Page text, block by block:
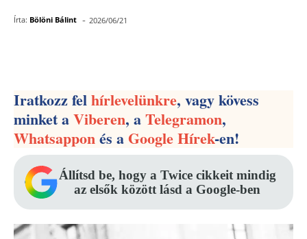
Írta: Bölöni Bálint - 2026/06/21
Iratkozz felhírlevelünkre, vagy kövess
minket aViberen, aTelegramon,
Whatsapponés aGoogle Hírek-en!
Állítsd be, hogy a Twice cikkeit mindig
az elsők között lásd a Google-ben